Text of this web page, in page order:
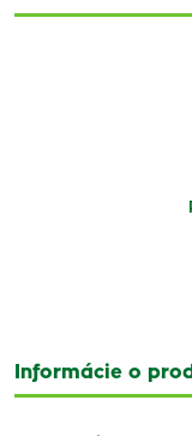
Informácie o